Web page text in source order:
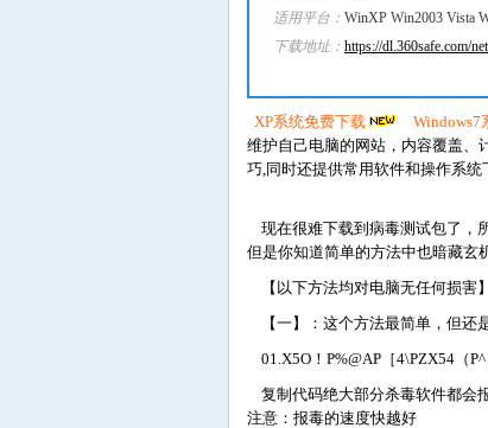
适用平台： WinXP Win2003 Vista
下载地址： https://dl.360safe.com/
XP系统免费下载 Windows7
维护自己电脑的网站，内容覆盖、
巧,同时还提供常用软件和操作系统
现在很难下载到病毒测试包了，
但是你知道简单的方法中也暗藏玄
【以下方法均对电脑无任何损害】
【一】：这个方法最简单，但还
01.X5O！P%@AP［4\PZX54（
复制代码绝大部分杀毒软件都会
注意：报毒的速度快越好